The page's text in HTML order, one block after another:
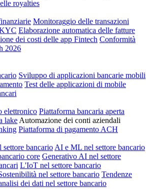
royalties
Monitoraggio delle transazioni
Elaborazione automatica delle fatture
dei costi delle app Fintech Conformità
2026
Sviluppo di applicazioni bancarie mobili
Test delle applicazioni di mobile
elettronico Piattaforma bancaria aperta
lake Automazione dei conti aziendali
Piattaforma di pagamento ACH
settore bancario AI e ML nel settore bancario
core Generativo AI nel settore
L'IoT nel settore bancario
nel settore bancario Tendenze
dei dati nel settore bancario